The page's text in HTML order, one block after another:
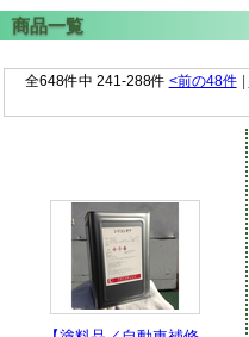
全648件中 241-288件 <前の48件